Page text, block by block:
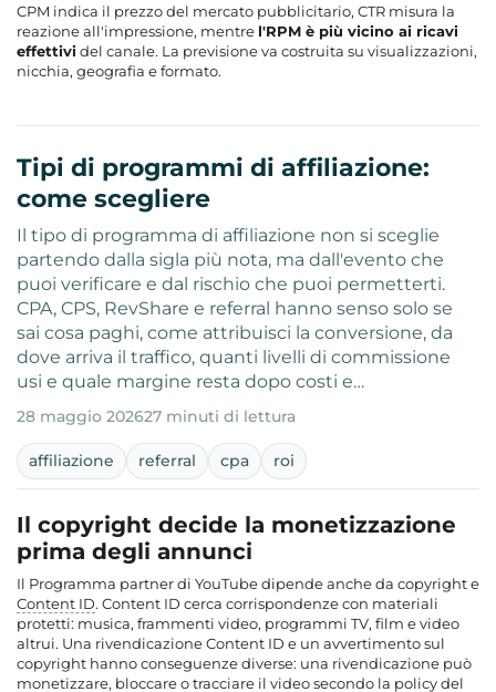
CPM indica il prezzo del mercato pubblicitario, CTR misura la
reazione all'impressione, mentre l'RPM è più vicino ai ricavi
effettividel canale. La previsione va costruita su visualizzazioni,
nicchia, geografia e formato.
Tipi di programmi di affiliazione:
come scegliere
Il tipo di programma di affiliazione non si sceglie
partendo dalla sigla più nota, ma dall'evento che
puoi verificare e dal rischio che puoi permetterti.
CPA, CPS, RevShare e referral hanno senso solo se
sai cosa paghi, come attribuisci la conversione, da
dove arriva il traffico, quanti livelli di commissione
usi e quale margine resta dopo costi e…
28 maggio 202627 minuti di lettura
affiliazione referral cpa roi
Il copyright decide la monetizzazione
prima degli annunci
Il Programma partner di YouTube dipende anche da copyright e
Content ID. Content ID cerca corrispondenze con materiali
protetti: musica, frammenti video, programmi TV, film e video
altrui. Una rivendicazione Content ID e un avvertimento sul
copyright hanno conseguenze diverse: una rivendicazione può
monetizzare, bloccare o tracciare il video secondo la policy del